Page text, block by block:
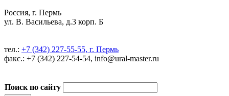
Россия, г. Пермь
ул. В. Васильева, д.3 корп. Б
тел.: +7 (342) 227-55-55, г. Пермь
факс.: +7 (342) 227-54-54, info@ural-master.ru
Поиск по сайту